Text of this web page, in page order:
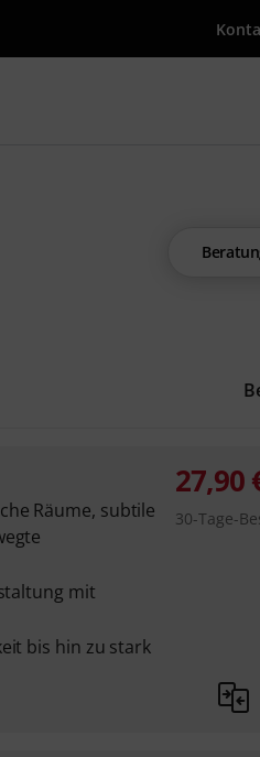
mit Suchwort {searchTerm}
Räume, subtile
mit
bis hin zu stark
27,90
30-Tage-